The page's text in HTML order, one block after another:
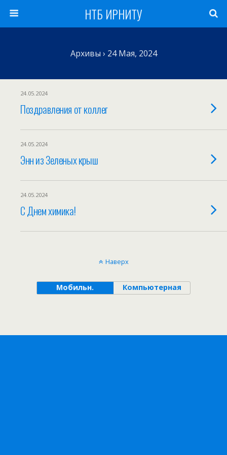
НТБ ИРНИТУ
Архивы › 24 Мая, 2024
24.05.2024
Поздравления от коллег
24.05.2024
Энн из Зеленых крыш
24.05.2024
С Днем химика!
Наверх
Мобильн. Компьютерная